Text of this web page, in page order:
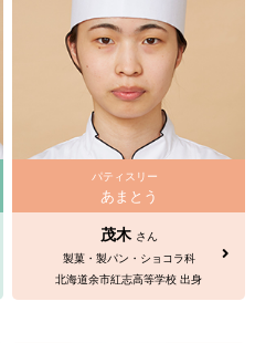
パティスリー
あまとう
茂木 さん
製菓・製パン・ショコラ科
北海道余市紅志高等学校 出身